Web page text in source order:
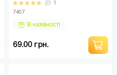
шкірою. Мочалки..
1
7407
В наявності
69.00 грн.